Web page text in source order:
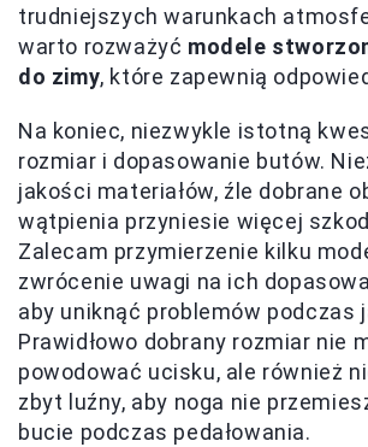
trudniejszych warunkach
warto rozważyć modele
do zimy, które zapewnią
Na koniec, niezwykle istotną
rozmiar i dopasowanie butów.
jakości materiałów, źle dobrane
wątpienia przyniesie więcej
Zalecam przymierzenie kilku
zwrócenie uwagi na ich
aby uniknąć problemów podczas
Prawidłowo dobrany rozmiar nie
powodować ucisku, ale również
zbyt luźny, aby noga nie
bucie podczas pedałowania.